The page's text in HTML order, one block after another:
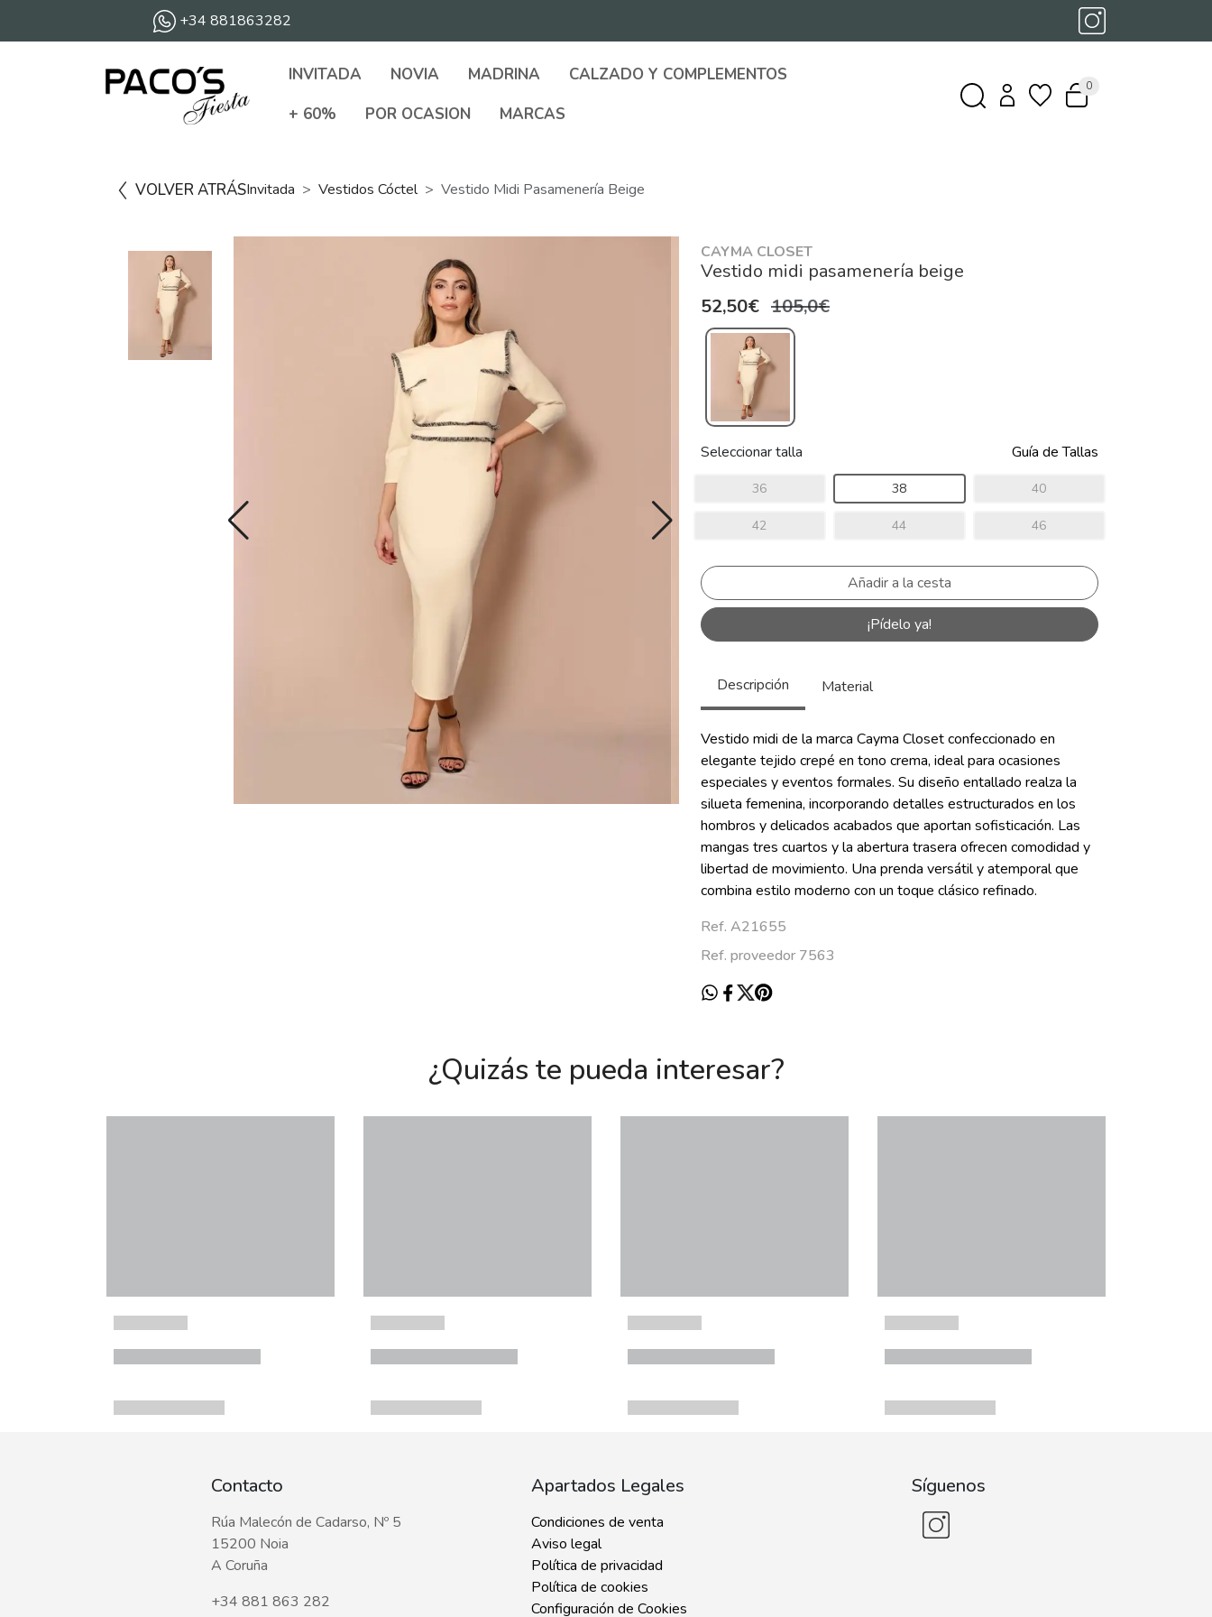
+34 881863282
INVITADA NOVIA MADRINA
CALZADO Y COMPLEMENTOS
+ 60%
POR OCASION MARCAS
0
VOLVER ATRÁSInvitada Vestidos Cóctel Vestido Midi Pasamenería Beige
CAYMA CLOSET
Vestido midi pasamenería beige
52,50€ 105,0€
Seleccionar talla Guía de Tallas
36 38 40
42 44 46
¡Pídelo ya!
Descripción Material
Vestido midi de la marca Cayma Closet confeccionado en
elegante tejido crepé en tono crema, ideal para ocasiones
especiales y eventos formales. Su diseño entallado realza la
silueta femenina, incorporando detalles estructurados en los
hombros y delicados acabados que aportan sofisticación. Las
mangas tres cuartos y la abertura trasera ofrecen comodidad y
libertad de movimiento. Una prenda versátil y atemporal que
combina estilo moderno con un toque clásico refinado.
Ref. A21655
Ref. proveedor 7563
¿Quizás te pueda interesar?
Contacto
Rúa Malecón de Cadarso, Nº 5
15200 Noia
A Coruña
+34 881 863 282
Apartados Legales
Condiciones de venta
Aviso legal
Política de privacidad
Política de cookies
Configuración de Cookies
Síguenos